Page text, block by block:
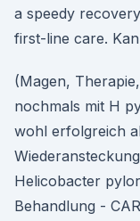
a speedy
first-line care.
(Magen,
nochmals mit H
wohl erfolgreich
Helicobacter
Behandlung -